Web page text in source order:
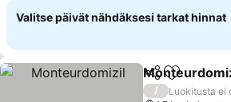
Valitse päivät nähdäksesi tarkat hinnat
Jaa Lisää
/
Luokitusta ei